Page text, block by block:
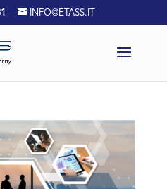
INFO@ETASS.IT